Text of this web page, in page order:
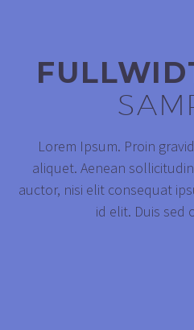
Lorem Ipsum. Proin
aliquet. Aenean
auctor, nisi elit consequat
id elit. Duis sed